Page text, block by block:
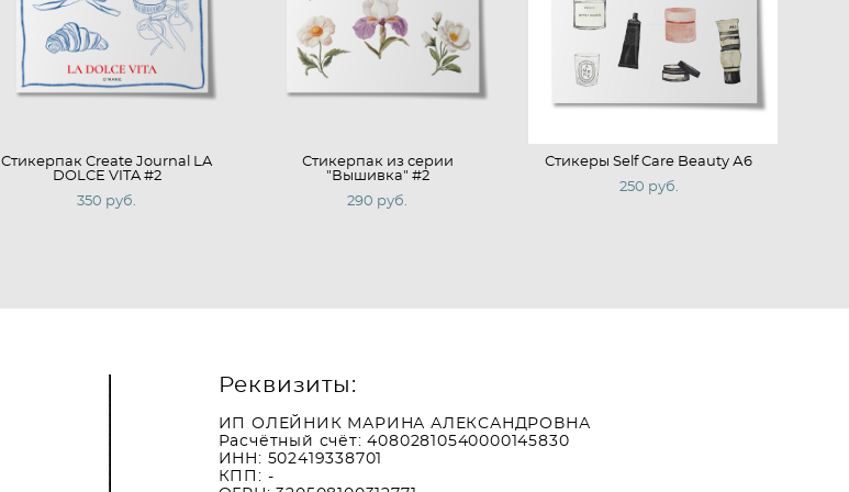
Cтикерпак Create Journal LA
DOLCE VITA #2
350 pуб.
Стикерпак из серии
"Вышивка" #2
290 pуб.
Стикеры Self Care Beauty А6
250 pуб.
Реквизиты:
ИП ОЛЕЙНИК МАРИНА АЛЕКСАНДРОВНА
Расчётный счёт: 40802810540000145830
ИНН: 502419338701
КПП: -